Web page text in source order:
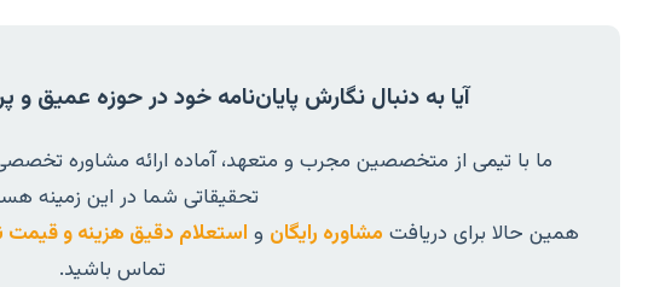
آیا به دنبال نگارش پایان‌نامه خود در حوزه عمیق و
ما با تیمی از متخصصین مجرب و متعهد، آماده ارائه مشاوره
تحقیقاتی شما در این زمینه
همین حالا برای دریافت مشاوره رایگان و استعلام دقیق هزینه و قیمت
تماس باشید.